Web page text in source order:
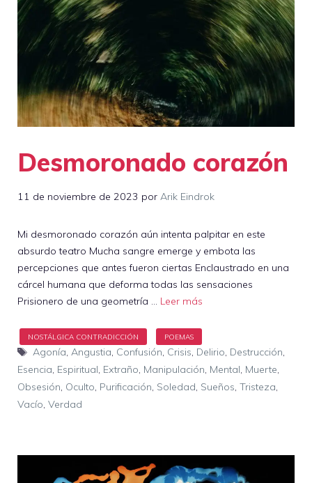
Desmoronado corazón
11 de noviembre de 2023 por Arik Eindrok
Mi desmoronado corazón aún intenta palpitar en este
absurdo teatro Mucha sangre emerge y embota las
percepciones que antes fueron ciertas Enclaustrado en una
cárcel humana que deforma todas las sensaciones
Prisionero de una geometría … Leer más
Etiquetas
Agonía, Angustia, Confusión, Crisis, Delirio, Destrucción,
Esencia, Espiritual, Extraño, Manipulación, Mental, Muerte,
Obsesión, Oculto, Purificación, Soledad, Sueños, Tristeza,
Vacío, Verdad